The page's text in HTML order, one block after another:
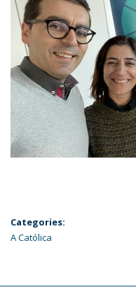
Categories:
A Católica